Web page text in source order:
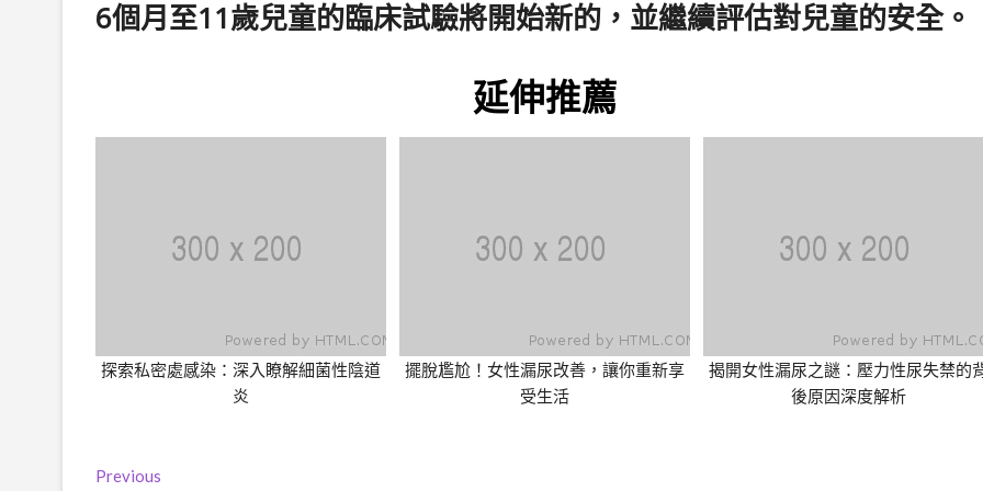
6個月至11歲兒童的臨床試驗將開始新的，並繼續評估對兒童的安全。
延伸推薦
探索私密處感染：深入瞭解細菌性陰道
炎
擺脫尷尬！女性漏尿改善，讓你重新享
受生活
揭開女性漏尿之謎：壓力性尿失禁的
後原因深度解析
文
Previous